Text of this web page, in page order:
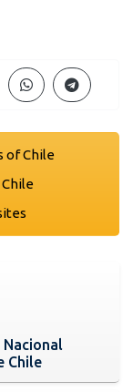
of Chile
Nacional
Chile